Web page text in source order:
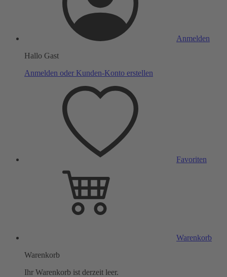
Anmelden
Hallo Gast
Anmelden oder Kunden-Konto erstellen
Favoriten
Warenkorb
Warenkorb
Ihr Warenkorb ist derzeit leer.